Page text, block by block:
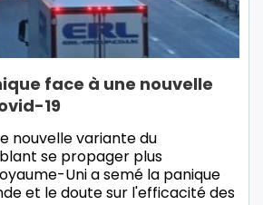
face à une nouvelle
19
nouvelle variante du
se propager plus
Uni a semé la panique
et le doute sur l'efficacité des